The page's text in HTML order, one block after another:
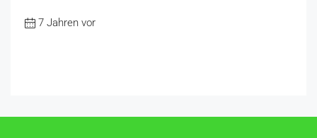
7 Jahren vor